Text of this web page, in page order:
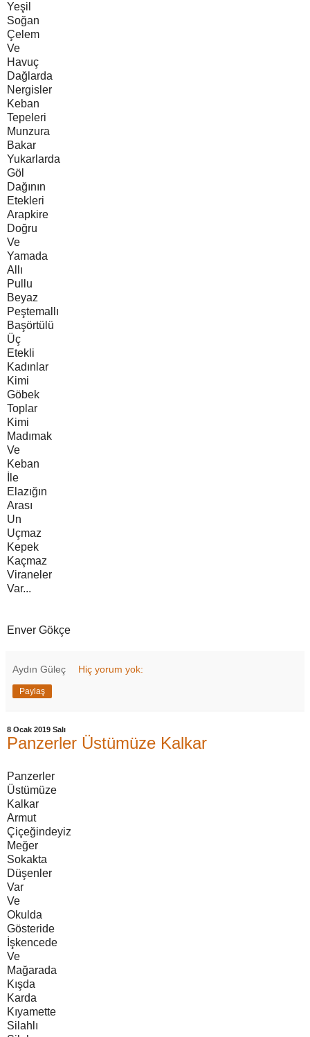
Yeşil
Soğan
Çelem
Ve
Havuç
Dağlarda
Nergisler
Keban
Tepeleri
Munzura
Bakar
Yukarlarda
Göl
Dağının
Etekleri
Arapkire
Doğru
Ve
Yamada
Allı
Pullu
Beyaz
Peştemallı
Başörtülü
Üç
Etekli
Kadınlar
Kimi
Göbek
Toplar
Kimi
Madımak
Ve
Keban
İle
Elazığın
Arası
Un
Uçmaz
Kepek
Kaçmaz
Viraneler
Var...
Enver Gökçe
Aydın Güleç Hiç yorum yok:
Paylaş
8 Ocak 2019 Salı
Panzerler Üstümüze Kalkar
Panzerler
Üstümüze
Kalkar
Armut
Çiçeğindeyiz
Meğer
Sokakta
Düşenler
Var
Ve
Okulda
Gösteride
İşkencede
Ve
Mağarada
Kışda
Karda
Kıyamette
Silahlı